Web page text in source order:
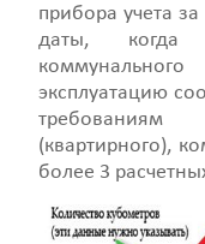
прибора учета
даты, когда
эксплуатацию
требованиям
(квартирного),
более 3